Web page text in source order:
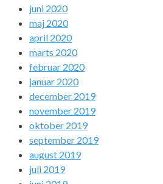
juni 2020
maj 2020
april 2020
marts 2020
februar 2020
januar 2020
december 2019
november 2019
oktober 2019
september 2019
august 2019
juli 2019